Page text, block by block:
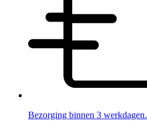
Bezorging binnen 3 werkdagen.